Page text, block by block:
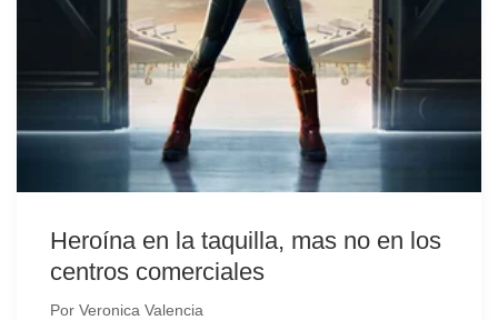
Heroína en la taquilla, mas no en los
centros comerciales
Por Veronica Valencia